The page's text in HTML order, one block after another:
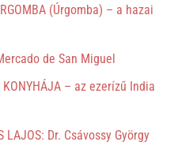
(Úrgomba) – a hazai
de San Miguel
KONYHÁJA – az ezerízű India
LAJOS: Dr. Csávossy György